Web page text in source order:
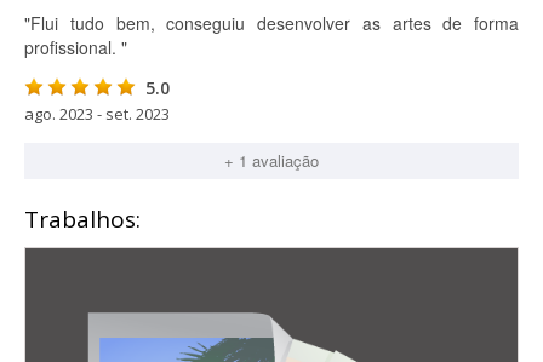
"Flui tudo bem, conseguiu desenvolver as artes de forma
profissional. "
5.0
ago. 2023 - set. 2023
+ 1 avaliação
Trabalhos: